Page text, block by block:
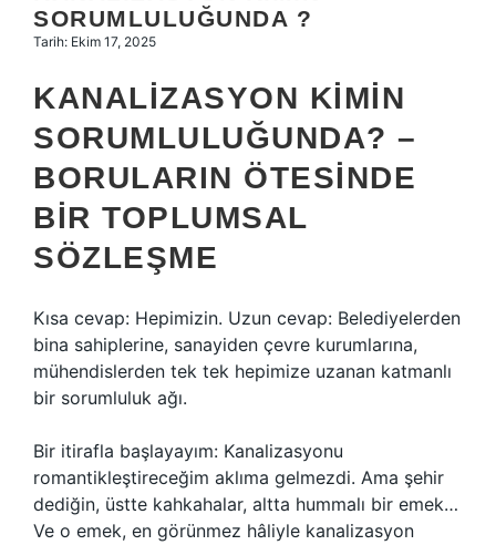
SORUMLULUĞUNDA ?
Tarih: Ekim 17, 2025
KANALIZASYON KIMIN
SORUMLULUĞUNDA? –
BORULARIN ÖTESINDE
BIR TOPLUMSAL
SÖZLEŞME
Kısa cevap: Hepimizin. Uzun cevap: Belediyelerden
bina sahiplerine, sanayiden çevre kurumlarına,
mühendislerden tek tek hepimize uzanan katmanlı
bir sorumluluk ağı.
Bir itirafla başlayayım: Kanalizasyonu
romantikleştireceğim aklıma gelmezdi. Ama şehir
dediğin, üstte kahkahalar, altta hummalı bir emek…
Ve o emek, en görünmez hâliyle kanalizasyon